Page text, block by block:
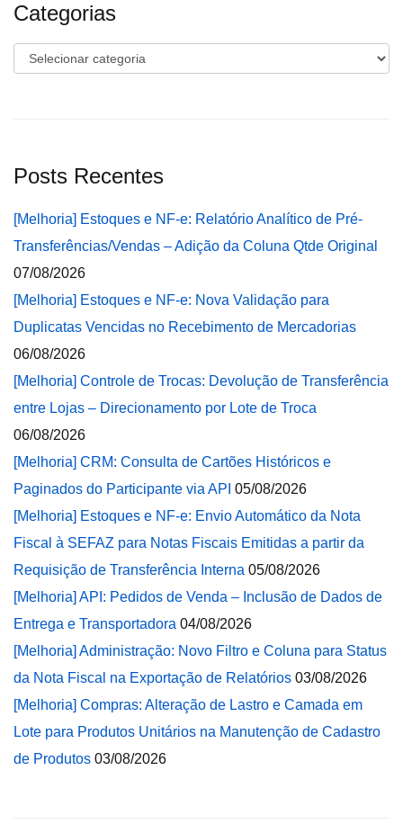
Categorias
Categorias
Posts Recentes
[Melhoria] Estoques e NF-e: Relatório Analítico de Pré-
Transferências/Vendas – Adição da Coluna Qtde Original
07/08/2026
[Melhoria] Estoques e NF-e: Nova Validação para
Duplicatas Vencidas no Recebimento de Mercadorias
06/08/2026
[Melhoria] Controle de Trocas: Devolução de Transferência
entre Lojas – Direcionamento por Lote de Troca
06/08/2026
[Melhoria] CRM: Consulta de Cartões Históricos e
Paginados do Participante via API 05/08/2026
[Melhoria] Estoques e NF-e: Envio Automático da Nota
Fiscal à SEFAZ para Notas Fiscais Emitidas a partir da
Requisição de Transferência Interna 05/08/2026
[Melhoria] API: Pedidos de Venda – Inclusão de Dados de
Entrega e Transportadora 04/08/2026
[Melhoria] Administração: Novo Filtro e Coluna para Status
da Nota Fiscal na Exportação de Relatórios 03/08/2026
[Melhoria] Compras: Alteração de Lastro e Camada em
Lote para Produtos Unitários na Manutenção de Cadastro
de Produtos 03/08/2026